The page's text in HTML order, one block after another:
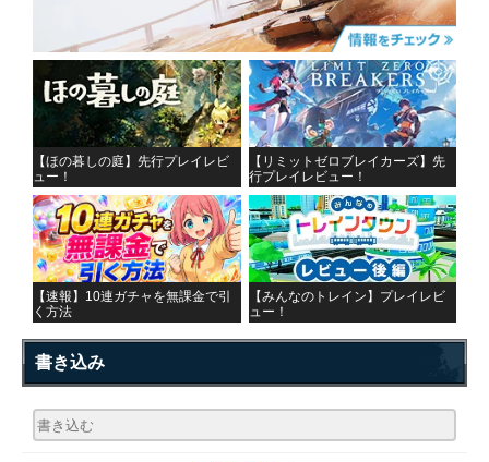
【ほの暮しの庭】先行プレイレビ
ュー！
【リミットゼロブレイカーズ】先
行プレイレビュー！
【速報】10連ガチャを無課金で引
く方法
【みんなのトレイン】プレイレビ
ュー！
書き込み